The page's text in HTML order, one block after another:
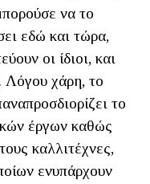
να το
εδώ και τώρα,
οι ίδιοι, και
Λόγου χάρη, το
το
έργων καθώς
καλλιτέχνες,
ενυπάρχουν